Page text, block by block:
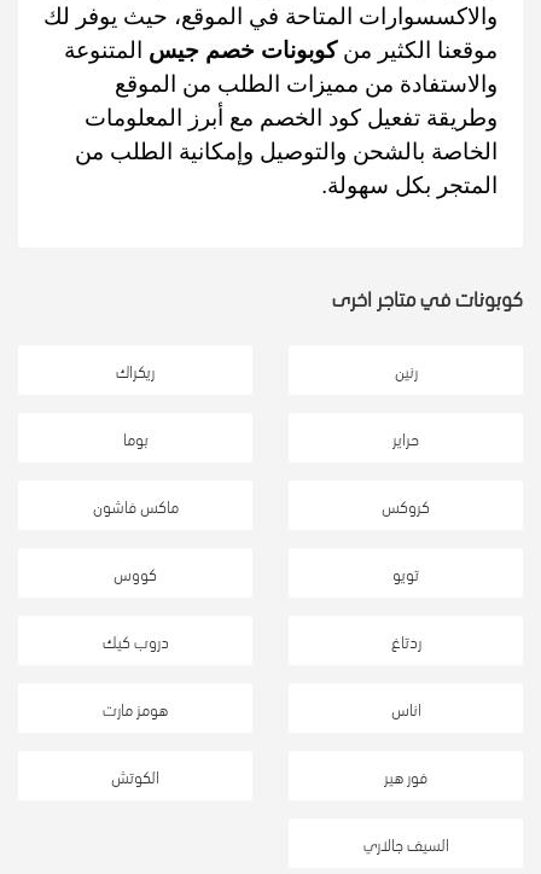
والاكسسوارات المتاحة في الموقع، حيث يوفر لك
موقعنا الكثير منكوبونات خصم جيس المتنوعة
والاستفادة من مميزات الطلب من الموقع
وطريقة تفعيل كود الخصم مع أبرز المعلومات
الخاصة بالشحن والتوصيل وإمكانية الطلب من
المتجر بكل سهولة.
كوبونات في متاجر اخرى
رنين ريكراك
حراير بوما
كروكس ماكس فاشون
تويو كووس
ردتاغ دروب كيك
اناس هومز مارت
فور هير الكوتش
السيف جالاري